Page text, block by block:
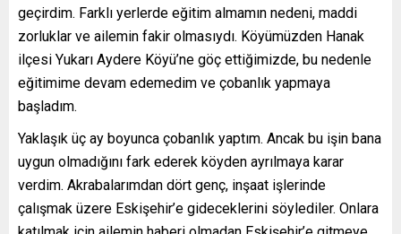
geçirdim. Farklı yerlerde eğitim almamın nedeni, maddi
zorluklar ve ailemin fakir olmasıydı. Köyümüzden Hanak
ilçesi Yukarı Aydere Köyü’ne göç ettiğimizde, bu nedenle
eğitimime devam edemedim ve çobanlık yapmaya
başladım.
Yaklaşık üç ay boyunca çobanlık yaptım. Ancak bu işin bana
uygun olmadığını fark ederek köyden ayrılmaya karar
verdim. Akrabalarımdan dört genç, inşaat işlerinde
çalışmak üzere Eskişehir’e gideceklerini söylediler. Onlara